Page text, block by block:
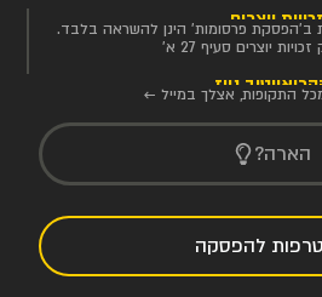
זכויות יוצרים
ב'הפסקת פרסומות' הינן להשראה בלבד.
יוצרים סעיף 27 א'
ניוז
התקופות, אצלך במייל ←
הארה?
להפסקה